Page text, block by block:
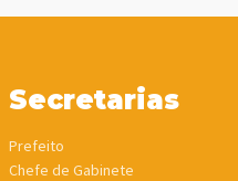
Secretarias
Prefeito
Chefe de Gabinete